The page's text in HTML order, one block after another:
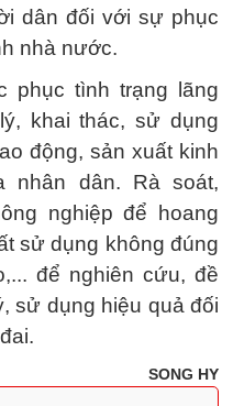
dân đối với sự phục
nhà nước.
phục tình trạng lãng
khai thác, sử dụng
động, sản xuất kinh
nhân dân. Rà soát,
nghiệp để hoang
sử dụng không đúng
để nghiên cứu, đề
sử dụng hiệu quả đối
SONG HY